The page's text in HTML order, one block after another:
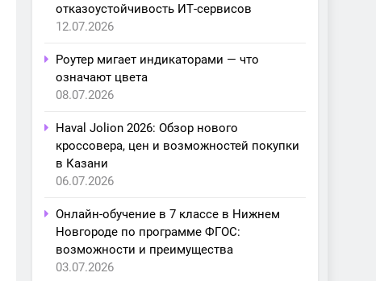
отказоустойчивость ИТ-сервисов
12.07.2026
Роутер мигает индикаторами — что
означают цвета
08.07.2026
Haval Jolion 2026: Обзор нового
кроссовера, цен и возможностей покупки
в Казани
06.07.2026
Онлайн-обучение в 7 классе в Нижнем
Новгороде по программе ФГОС:
возможности и преимущества
03.07.2026